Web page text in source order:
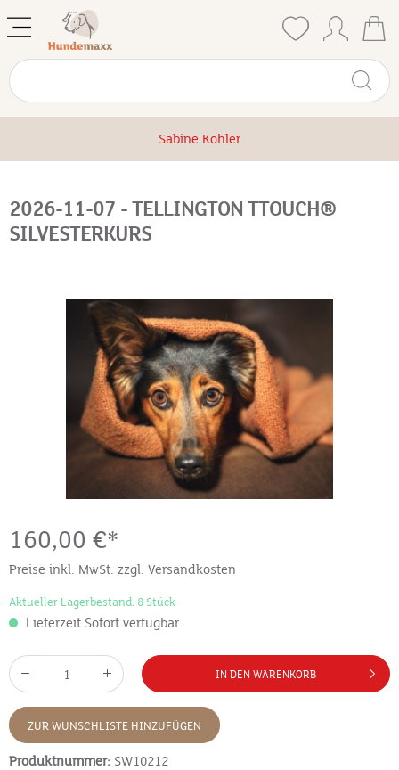
Sabine Kohler
2026-11-07 - TELLINGTON TTOUCH®
SILVESTERKURS
160,00 €*
Preise inkl. MwSt. zzgl. Versandkosten
Aktueller Lagerbestand: 8 Stück
Lieferzeit Sofort verfügbar
IN DEN WARENKORB
ZUR WUNSCHLISTE HINZUFÜGEN
Produktnummer: SW10212